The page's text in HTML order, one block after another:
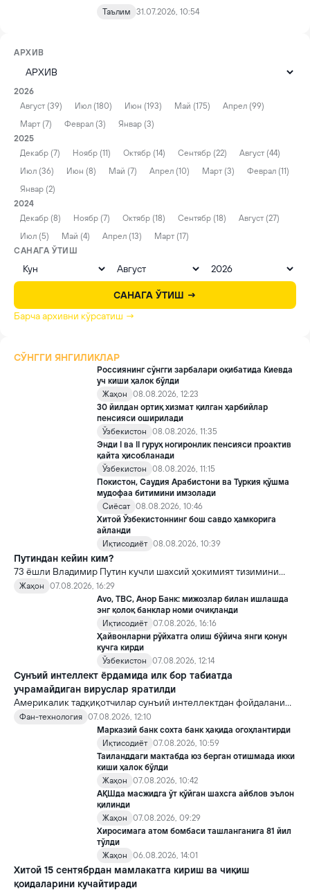
Таълим 31.07.2026, 10:54
АРХИВ
2026
Август (39)
Июл (180) Июн (193) Май (175)
Апрел (99)
Март (7)
Феврал (3)
Январ (3)
2025
Декабр (7)
Ноябр (11) Октябр (14) Сентябр (22)
Август (44)
Июл (36)
Июн (8) Май (7) Апрел (10) Март (3)
Феврал (11)
Январ (2)
2024
Декабр (8)
Ноябр (7) Октябр (18) Сентябр (18)
Август (27)
Июл (5)
Май (4) Апрел (13)
Март (17)
САНАГА ЎТИШ
САНАГА ЎТИШ →
Барча архивни кўрсатиш →
СЎНГГИ ЯНГИЛИКЛАР
Россиянинг сўнгги зарбалари оқибатида Киевда
уч киши ҳалок бўлди
Жаҳон
08.08.2026, 12:23
30 йилдан ортиқ хизмат қилган ҳарбийлар
пенсияси оширилади
Ўзбекистон
08.08.2026, 11:35
Энди I ва II гуруҳ ногиронлик пенсияси проактив
қайта ҳисобланади
Ўзбекистон
08.08.2026, 11:15
Покистон, Саудия Арабистони ва Туркия қўшма
мудофаа битимини имзолади
Сиёсат 08.08.2026, 10:46
Хитой Ўзбекистоннинг бош савдо ҳамкорига
айланди
Иқтисодиёт 08.08.2026, 10:39
Путиндан кейин ким?
73 ёшли Владимир Путин кучли шахсий ҳокимият тизимини
яратди, аммо ундан кейин ким келиши ва ҳокимиятни
топшириш механизми ҳали ноаниқ. Таҳлилчилар фикрича, бу
Кремлда ворислик жангига олиб келиши мумкин.
Жаҳон
07.08.2026, 16:29
Avo, TBC, Анор Банк: мижозлар билан ишлашда
энг қолоқ банклар номи очиқланди
Иқтисодиёт 07.08.2026, 16:16
Ҳайвонларни рўйхатга олиш бўйича янги қонун
кучга кирди
Ўзбекистон
07.08.2026, 12:14
Сунъий интеллект ёрдамида илк бор табиатда
учрамайдиган вируслар яратилди
Америкалик тадқиқотчилар сунъий интеллектдан фойдаланиб
16 та вирус яратди. Бу кашфиёт янги ютуқларга умид уйғотиш
билан бирга, ундан нотўғри мақсадда фойдаланиш борасидаги
хавотирларни ҳам кучайтирмоқда.
Фан-технология 07.08.2026, 12:10
Марказий банк сохта банк ҳақида огоҳлантирди
Иқтисодиёт 07.08.2026, 10:59
Таиланддаги мактабда юз берган отишмада икки
киши ҳалок бўлди
Жаҳон
07.08.2026, 10:42
АҚШда масжидга ўт қўйган шахсга айблов эълон
қилинди
Жаҳон
07.08.2026, 09:29
Хиросимага атом бомбаси ташланганига 81 йил
тўлди
Жаҳон
06.08.2026, 14:01
Хитой 15 сентябрдан мамлакатга кириш ва чиқиш
қоидаларини кучайтиради